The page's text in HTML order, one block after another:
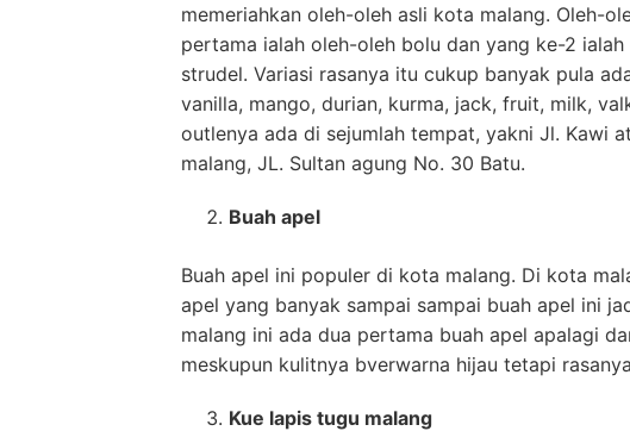
memeriahkan oleh-oleh asli kota malang. Oleh-
pertama ialah oleh-oleh bolu dan yang ke-2
strudel. Variasi rasanya itu cukup banyak pula
vanilla, mango, durian, kurma, jack, fruit, milk,
outlenya ada di sejumlah tempat, yakni Jl. Kawi
malang, JL. Sultan agung No. 30 Batu.
Buah apel
Buah apel ini populer di kota malang. Di kota
apel yang banyak sampai sampai buah apel ini
malang ini ada dua pertama buah apel apalagi
meskupun kulitnya bverwarna hijau tetapi
Kue lapis tugu malang